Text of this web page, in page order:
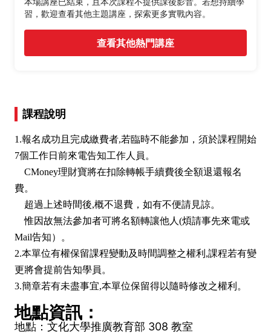
習，歡迎查看其他主題講座，探索更多實戰內容。
查看其他熱門講座
課程說明
1.報名成功且完成繳費者,若臨時不能參加，須於課程開始
7個工作日前來電告知工作人員。
CMoney理財寶將在扣除轉帳手續費後全額退還報名
費。
超過上述時間後,概不退費，如有不便請見諒。
惟因故無法參加者可將名額轉讓他人(煩請事先來電或
Mail告知）。
2.本單位有權保留課程變動及時間調整之權利,課程若有變
更將會提前告知學員。
3.簡章若有未盡事宜,本單位保留得以隨時修改之權利。
地點資訊：
地點： 文化大學推廣教育部 308 教室